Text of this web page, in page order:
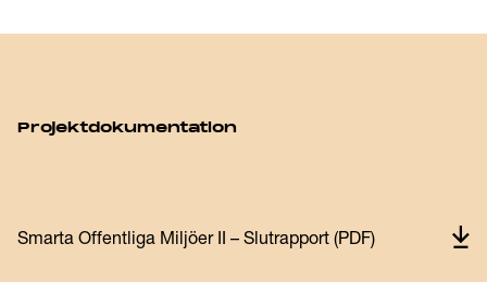
Projektdokumentation
Smarta Offentliga Miljöer II – Slutrapport (PDF)